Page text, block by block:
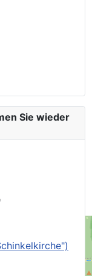
Sie wieder